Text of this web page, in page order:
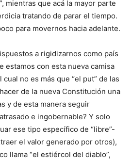
mientras que acá la mayor parte
tratando de parar el tiempo.
para movernos hacia adelante.
a rigidizarnos como país
estamos con esta nueva camisa
cual no es más que “el put” de las
de la nueva Constitución una
y de esta manera seguir
e ingobernable? Y solo
ese tipo específico de “libre”-
el valor generado por otros),
llama “el estiércol del diablo”,